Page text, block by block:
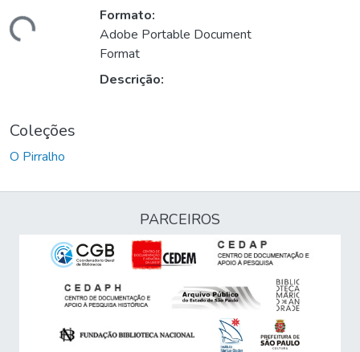
Formato:
Adobe Portable Document
Format
Descrição:
Coleções
O Pirralho
PARCEIROS